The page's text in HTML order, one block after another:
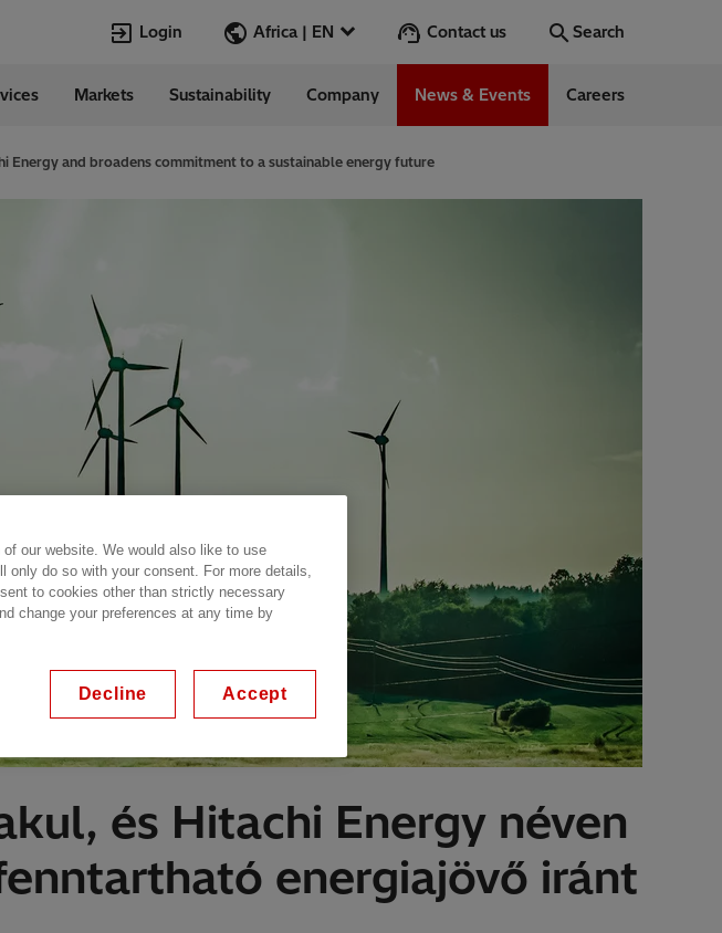
Login Africa | EN
English Go
Contact us Search
EconiQ
Power Quality
Markets Sustainability Company News & Events Careers
Energy and broadens commitment to a sustainable energy future
és Hitachi Energy néven
energiajövő iránt
our website. We would also like to use
only do so with your consent. For more details,
to cookies other than strictly necessary
change your preferences at any time by
Decline Accept